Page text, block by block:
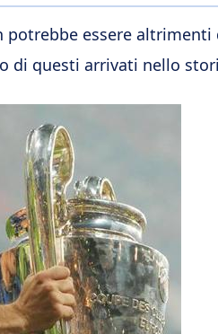
potrebbe essere altrimenti
di questi arrivati nello